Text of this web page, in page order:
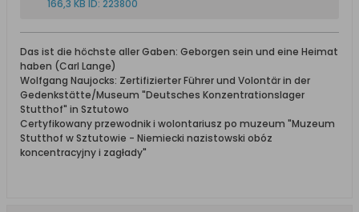
Das ist die höchste aller Gaben: Geborgen sein und eine Heimat
haben (Carl Lange)
Wolfgang Naujocks: Zertifizierter Führer und Volontär in der
Gedenkstätte/Museum "Deutsches Konzentrationslager
Stutthof" in Sztutowo
Certyfikowany przewodnik i wolontariusz po muzeum "Muzeum
Stutthof w Sztutowie - Niemiecki nazistowski obóz
koncentracyjny i zagłady"